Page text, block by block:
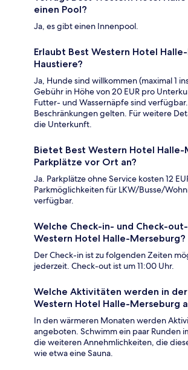
einen Pool?
Ja, es gibt einen Innenpool.
Erlaubt Best Western Hotel
Haustiere?
Ja, Hunde sind willkommen (maximal 1
Gebühr in Höhe von 20 EUR pro
Futter- und Wassernäpfe sind
Beschränkungen gelten. Für weitere
die Unterkunft.
Bietet Best Western Hotel Halle-
Parkplätze vor Ort an?
Ja. Parkplätze ohne Service kosten 12
Parkmöglichkeiten für LKW/Busse/
verfügbar.
Welche Check-in- und Check-
Western Hotel Halle-Merseburg?
Der Check-in ist zu folgenden Zeiten
jederzeit. Check-out ist um 11:00 Uhr.
Welche Aktivitäten werden in
Western Hotel Halle-Merseburg
In den wärmeren Monaten werden
angeboten. Schwimm ein paar Runden
die weiteren Annehmlichkeiten, die
wie etwa eine Sauna.